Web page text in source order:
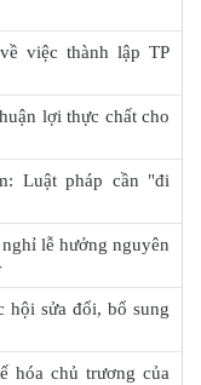
việc thành lập TP
lợi thực chất cho
Luật pháp cần "đi
lễ hưởng nguyên
hội sửa đổi, bổ sung
hóa chủ trương của